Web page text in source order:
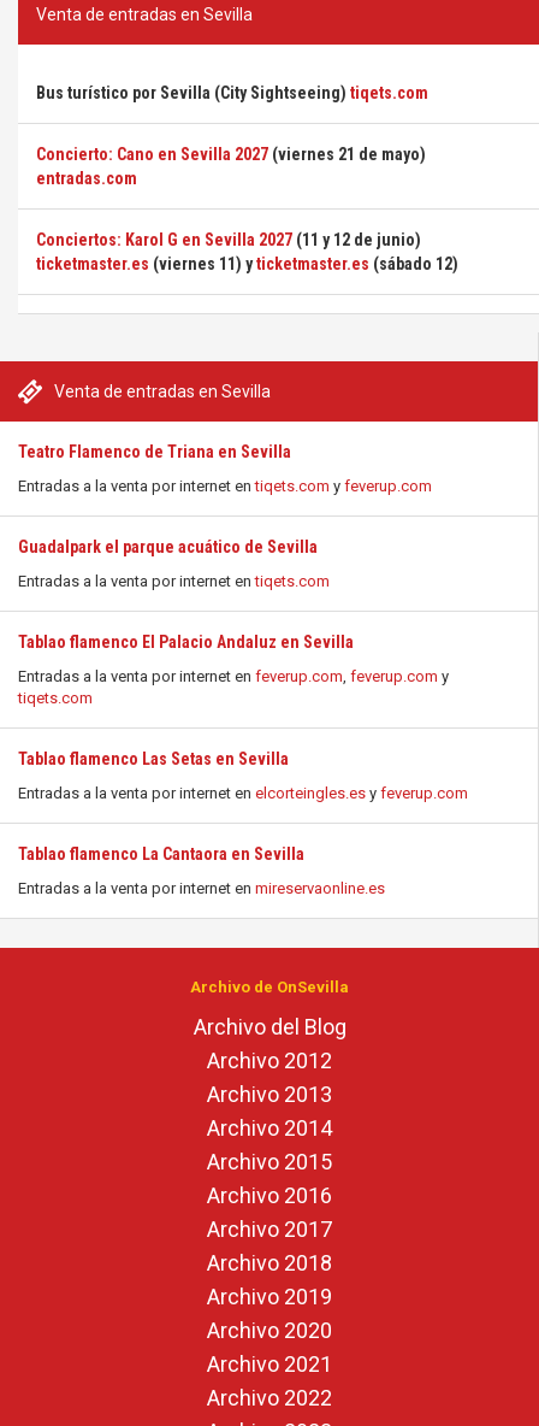
Venta de entradas en Sevilla
Teatro Flamenco de Triana en Sevilla
Entradas a la venta por internet entiqets.com y feverup.com
Guadalpark el parque acuático de Sevilla
Entradas a la venta por internet entiqets.com
Tablao flamenco El Palacio Andaluz en Sevilla
Entradas a la venta por internet en feverup.com, feverup.com y
tiqets.com
Tablao flamenco Las Setas en Sevilla
Entradas a la venta por internet en elcorteingles.es y feverup.com
Tablao flamenco La Cantaora en Sevilla
Entradas a la venta por internet en mireservaonline.es
Venta de entradas en Sevilla
Bus turístico por Sevilla (City Sightseeing) tiqets.com
Concierto: Cano en Sevilla 2027 (viernes 21 de mayo)
entradas.com
Conciertos: Karol G en Sevilla 2027 (11 y 12 de junio)
ticketmaster.es (viernes 11) yticketmaster.es (sábado 12)
Archivo de OnSevilla
Archivo del Blog
Archivo 2012
Archivo 2013
Archivo 2014
Archivo 2015
Archivo 2016
Archivo 2017
Archivo 2018
Archivo 2019
Archivo 2020
Archivo 2021
Archivo 2022